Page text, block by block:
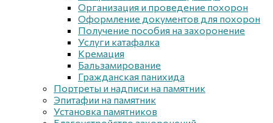
Организация и проведение похорон
Оформление документов для похорон
Получение пособия на захоронение
Услуги катафалка
Кремация
Бальзамирование
Гражданская панихида
Портреты и надписи на памятник
Эпитафии на памятник
Установка памятников